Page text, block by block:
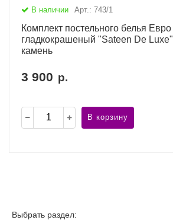
В наличии Арт.: 743/1
Комплект постельного белья Евро
гладкокрашеный "Sateen De
камень
3 900 р.
В корзину
Выбрать раздел: